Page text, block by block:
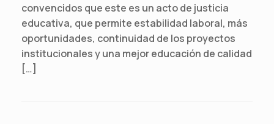
convencidos que este es un acto de justicia
educativa, que permite estabilidad laboral, más
oportunidades, continuidad de los proyectos
institucionales y una mejor educación de calidad
[…]